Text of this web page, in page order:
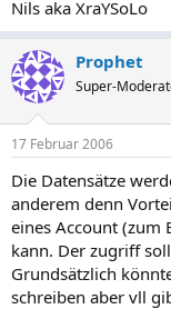
Nils aka XraYSoLo
Prophet
Super-
17 Februar 2006
Die Datensätze
anderem denn
eines Account (zum
kann. Der zugriff
Grundsätzlich
schreiben aber vll